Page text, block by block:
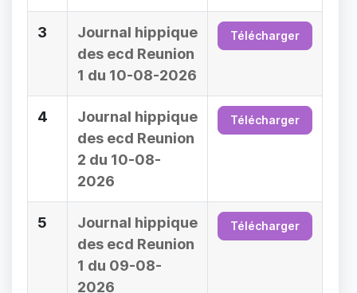
3
Journal hippique
des ecd Reunion
1 du 10-08-2026
Télécharger
4
Journal hippique
des ecd Reunion
2 du 10-08-
2026
Télécharger
5
Journal hippique
des ecd Reunion
1 du 09-08-
2026
Télécharger